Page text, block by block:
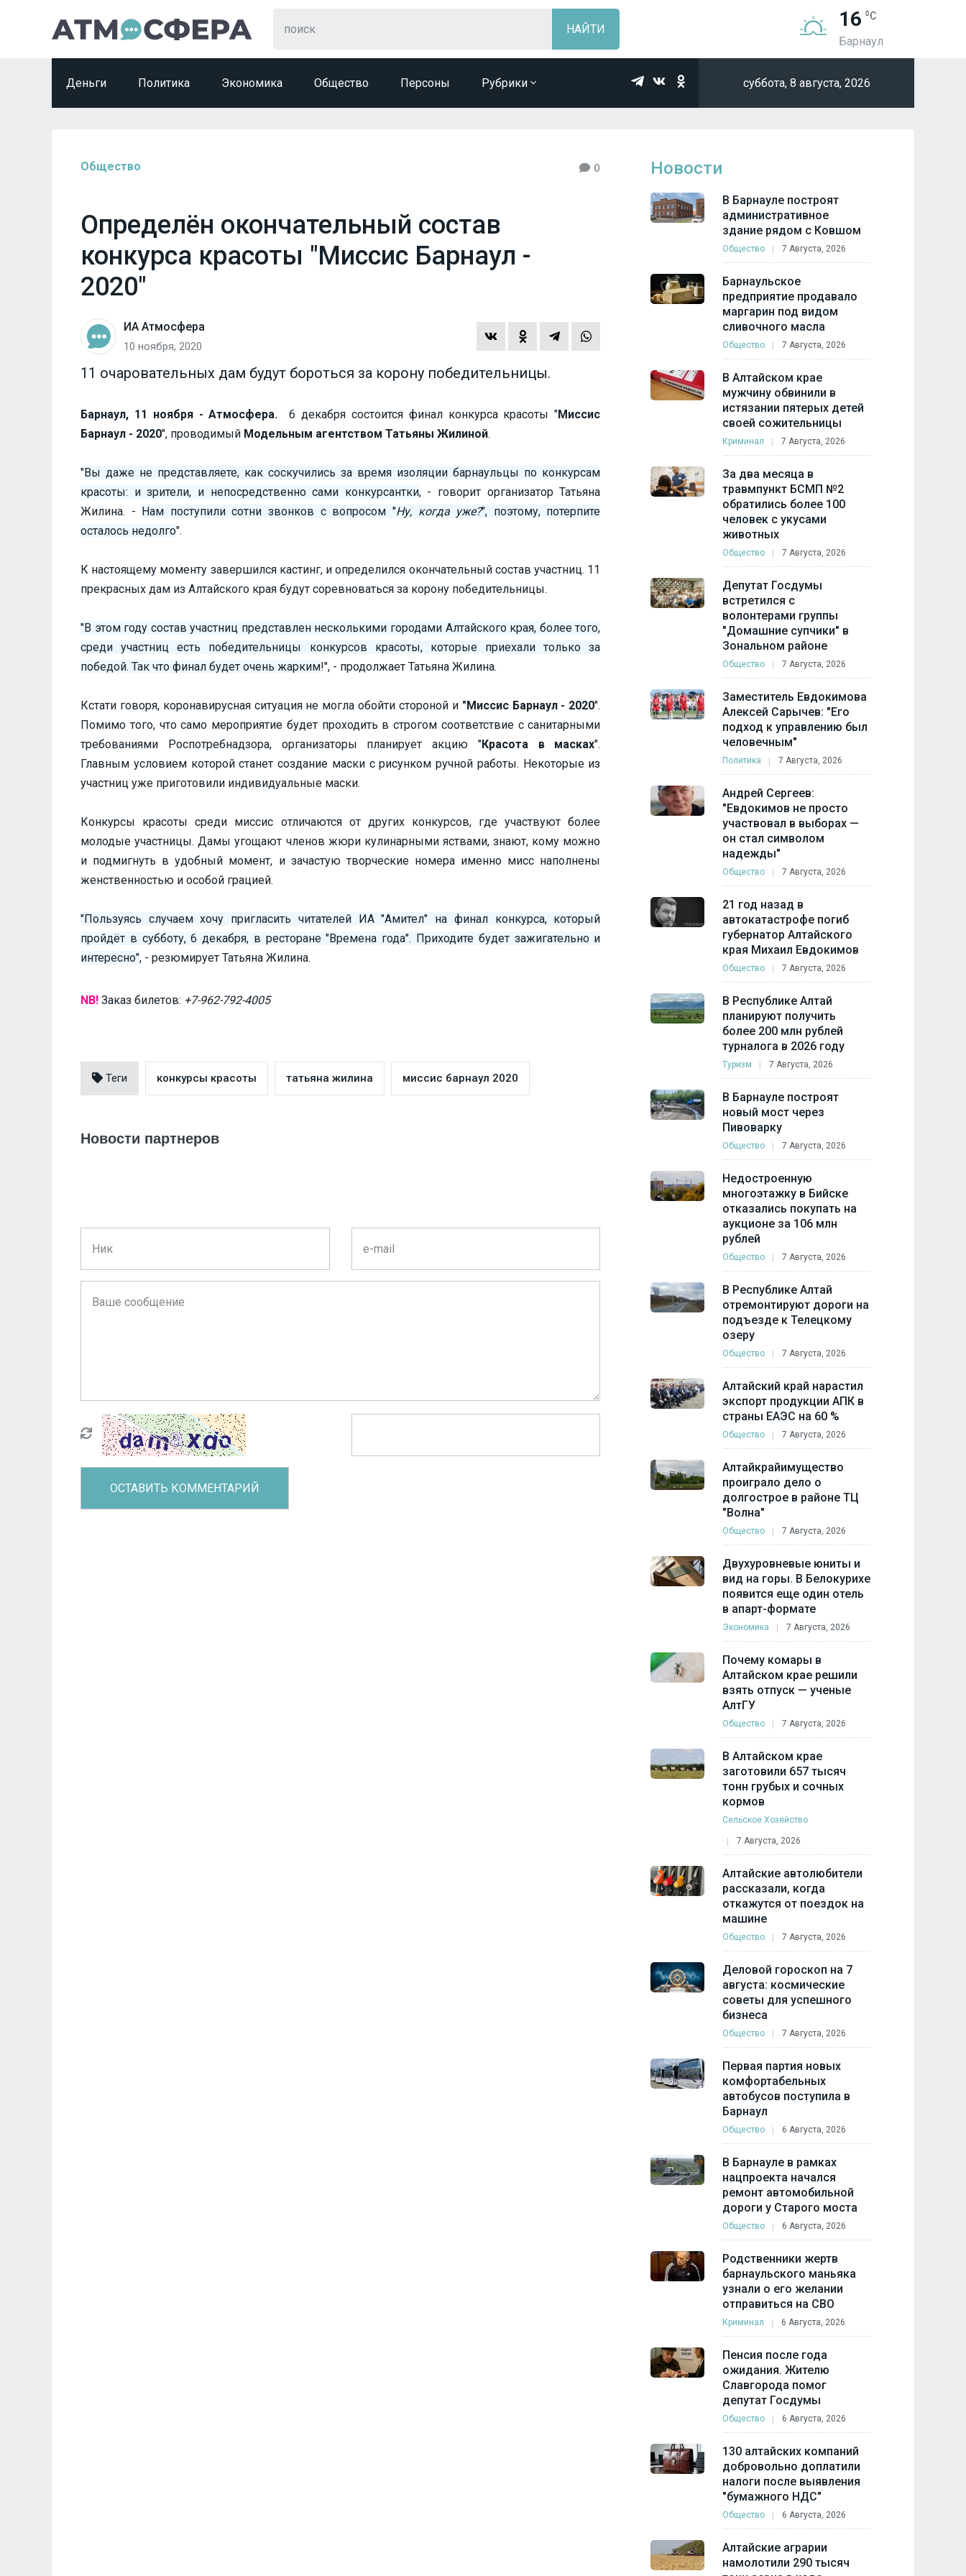
16
Барнаул
Деньги Политика Экономика Общество Персоны Рубрики суббота, 8 августа, 2026
Общество 0
Определён окончательный состав
конкурса красоты "Миссис Барнаул -
2020"
ИА Атмосфера
10 ноября, 2020
11 очаровательных дам будут бороться за корону победительницы.
Барнаул, 11 ноября - Атмосфера.6 декабря состоится финал конкурса красоты "Миссис
Барнаул - 2020", проводимый Модельным агентством Татьяны Жилиной.
"Вы даже не представляете, как соскучились за время изоляции барнаульцы по конкурсам
красоты: и зрители, и непосредственно сами конкурсантки, - говорит организатор Татьяна
Жилина. - Нам поступили сотни звонков с вопросом "Ну, когда уже?", поэтому, потерпите
осталось недолго".
К настоящему моменту завершился кастинг, и определился окончательный состав участниц. 11
прекрасных дам из Алтайского края будут соревноваться за корону победительницы.
"В этом году состав участниц представлен несколькими городами Алтайского края, более того,
среди участниц есть победительницы конкурсов красоты, которые приехали только за
победой. Так что финал будет очень жарким!", - продолжает Татьяна Жилина.
Кстати говоря, коронавирусная ситуация не могла обойти стороной и "Миссис Барнаул - 2020".
Помимо того, что само мероприятие будет проходить в строгом соответствие с санитарными
требованиями Роспотребнадзора, организаторы планирует акцию "Красота в масках".
Главным условием которой станет создание маски с рисунком ручной работы. Некоторые из
участниц уже приготовили индивидуальные маски.
Конкурсы красоты среди миссис отличаются от других конкурсов, где участвуют более
молодые участницы. Дамы угощают членов жюри кулинарными яствами, знают, кому можно
и подмигнуть в удобный момент, и зачастую творческие номера именно мисс наполнены
женственностью и особой грацией.
"Пользуясь случаем хочу пригласить читателей ИА "Амител" на финал конкурса, который
пройдёт в субботу, 6 декабря, в ресторане "Времена года". Приходите будет зажигательно и
интересно", - резюмирует Татьяна Жилина.
NB! Заказ билетов: +7-962-792-4005
Теги конкурсы красоты татьяна жилина миссис барнаул 2020
Новости партнеров
Новости
В Барнауле построят
административное
здание рядом с Ковшом
Общество 7 Августа, 2026
Барнаульское
предприятие продавало
маргарин под видом
сливочного масла
Общество 7 Августа, 2026
В Алтайском крае
мужчину обвинили в
истязании пятерых детей
своей сожительницы
Криминал 7 Августа, 2026
За два месяца в
травмпункт БСМП №2
обратились более 100
человек с укусами
животных
Общество 7 Августа, 2026
Депутат Госдумы
встретился с
волонтерами группы
"Домашние супчики" в
Зональном районе
Общество 7 Августа, 2026
Заместитель Евдокимова
Алексей Сарычев: "Его
подход к управлению был
человечным"
Политика 7 Августа, 2026
Андрей Сергеев:
"Евдокимов не просто
участвовал в выборах —
он стал символом
надежды"
Общество 7 Августа, 2026
21 год назад в
автокатастрофе погиб
губернатор Алтайского
края Михаил Евдокимов
Общество 7 Августа, 2026
В Республике Алтай
планируют получить
более 200 млн рублей
турналога в 2026 году
Туризм 7 Августа, 2026
В Барнауле построят
новый мост через
Пивоварку
Общество 7 Августа, 2026
Недостроенную
многоэтажку в Бийске
отказались покупать на
аукционе за 106 млн
рублей
Общество 7 Августа, 2026
В Республике Алтай
отремонтируют дороги на
подъезде к Телецкому
озеру
Общество 7 Августа, 2026
Алтайский край нарастил
экспорт продукции АПК в
страны ЕАЭС на 60 %
Общество 7 Августа, 2026
Алтайкрайимущество
проиграло дело о
долгострое в районе ТЦ
"Волна"
Общество 7 Августа, 2026
Двухуровневые юниты и
вид на горы. В Белокурихе
появится еще один отель
в апарт-формате
Экономика 7 Августа, 2026
Почему комары в
Алтайском крае решили
взять отпуск — ученые
АлтГУ
Общество 7 Августа, 2026
В Алтайском крае
заготовили 657 тысяч
тонн грубых и сочных
кормов
Сельское Хозяйство
7 Августа, 2026
Алтайские автолюбители
рассказали, когда
откажутся от поездок на
машине
Общество 7 Августа, 2026
Деловой гороскоп на 7
августа: космические
советы для успешного
бизнеса
Общество 7 Августа, 2026
Первая партия новых
комфортабельных
автобусов поступила в
Барнаул
Общество 6 Августа, 2026
В Барнауле в рамках
нацпроекта начался
ремонт автомобильной
дороги у Старого моста
Общество 6 Августа, 2026
Родственники жертв
барнаульского маньяка
узнали о его желании
отправиться на СВО
Криминал 6 Августа, 2026
Пенсия после года
ожидания. Жителю
Славгорода помог
депутат Госдумы
Общество 6 Августа, 2026
130 алтайских компаний
добровольно доплатили
налоги после выявления
"бумажного НДС"
Общество 6 Августа, 2026
Алтайские аграрии
намолотили 290 тысяч